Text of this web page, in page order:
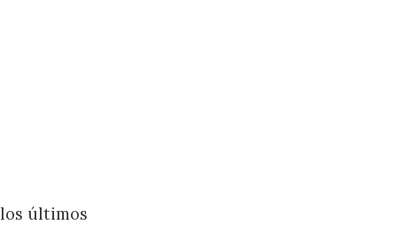
últimos